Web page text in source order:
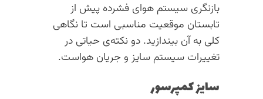
بازنگری سیستم هوای فشرده پیش از
تابستان موقعیت مناسبی است تا نگاهی
کلی به آن بیندازید. دو نکته‌ی حیاتی در
تغییرات سیستم سایز و جریان هواست.
سایز کمپرسور